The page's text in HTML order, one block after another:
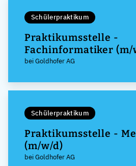
Schülerpraktikum
Praktikumsstelle -
Fachinformatiker (m/
bei Goldhofer AG
Schülerpraktikum
Praktikumsstelle -
(m/w/d)
bei Goldhofer AG